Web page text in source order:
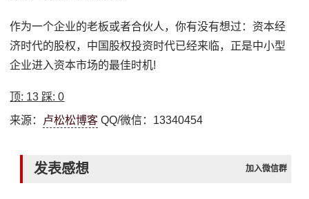
作为一个企业的老板或者合伙人，你有没有想过：资本经
济时代的股权，中国股权投资时代已经来临，正是中小型
企业进入资本市场的最佳时机!
顶: 13 踩:0
来源： 卢松松博客 QQ/微信：13340454
发表感想 加入微信群